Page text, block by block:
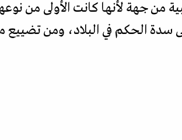
من جهة لأنها كانت الأولى من
سدة الحكم في البلاد، ومن تضييع